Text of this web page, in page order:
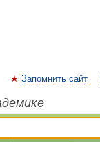
Запомнить сайт